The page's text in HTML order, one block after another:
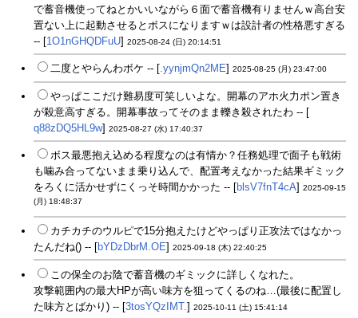
で蓄音機使ってねとかいいながら６面で蓄音機有りませんｗ高台安
置ない上に起動させるとボスになりますｗは設計者の性格悪すぎる
-- [1O1nGHQDFuU] 2025-08-24 (日) 20:14:51
二度とやらんわボケ -- [.yynjmQn2ME] 2025-08-25 (月) 23:47:00
やっぱここだけ難易度可笑しいよな。開幕のアホ火力ポン置き
が殺意高すぎる。開幕事故ってそのまま轢き殺されたわ -- [
q88zDQ5HL9w] 2025-08-27 (水) 17:40:37
ボス最悪抱え込める程度なのは有情か？任務処理で面子も戦術
も噛み合ってないまま乗り込んで、配置考えなかった結果ギミック
をろくに活かせずにくっそ時間かかった -- [blsV7fnT4cA] 2025-09-15
(月) 18:48:37
カチカチのウルピで15分抱えたけどやっぱり正攻法ではなかっ
たんだね() -- [bYDzDbrM.OE] 2025-09-18 (木) 22:40:25
この保全のお陰で蓄音機のギミックに詳しくなれた。
攻撃範囲内の最大HPが高い味方を狙ってくるのね…(最後に配置し
た味方とばかり) -- [3tosYQzIMT. ] 2025-10-11 (土) 15:41:14